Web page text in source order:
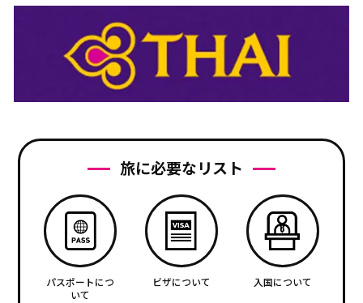
旅に必要なリスト
パスポートにつ
いて
ビザについて 入国について